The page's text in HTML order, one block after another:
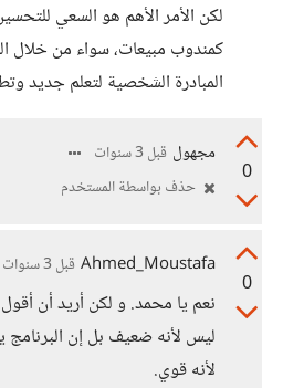
لكن الأمر الأهم هو السعي
كمندوب مبيعات، سواء من خلال
المبادرة الشخصية لتعلم جديد
0
مجهول قبل 3 سنوات
حذف بواسطة المستخدم
0
Ahmed_Moustafa قبل 3 سنوات
نعم يا محمد. و لكن أريد أن
ليس لأنه ضعيف بل إن
لأنه قوي.